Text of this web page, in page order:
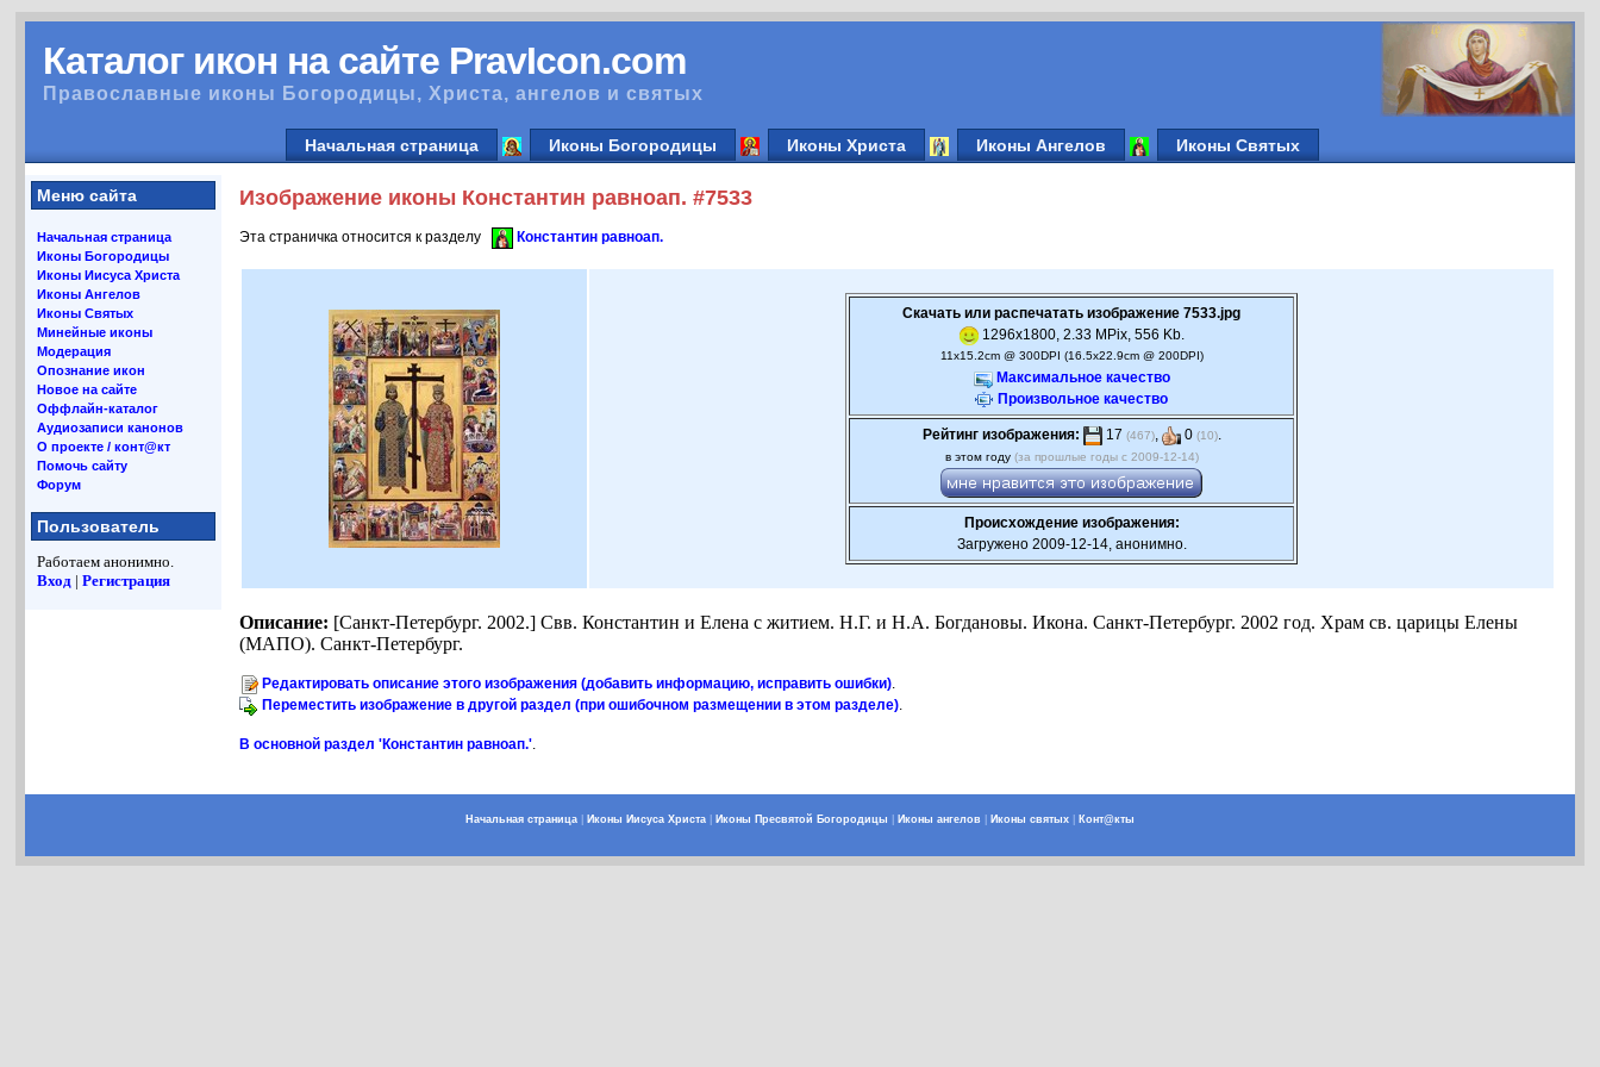
Каталог икон на сайте PravIcon.com
Православные иконы Богородицы, Христа, ангелов и святых
Начальная страница Иконы Богородицы Иконы Христа Иконы Ангелов Иконы Святых
Меню сайта
Начальная страница
Иконы Богородицы
Иконы Иисуса Христа
Иконы Ангелов
Иконы Святых
Минейные иконы
Модерация
Опознание икон
Новое на сайте
Оффлайн-каталог
Аудиозаписи канонов
О проекте / конт@кт
Помочь сайту
Форум
Пользователь
Работаем анонимно.
Вход |Регистрация
Изображение иконы Константин равноап. #7533
Эта страничка относится к разделу Константин равноап.
Скачать или распечатать изображение 7533.jpg
1296x1800, 2.33 MPix, 556 Kb.
11x15.2cm @ 300DPI (16.5x22.9cm @ 200DPI)
Максимальное качество
Произвольное качество
Рейтинг изображения: 17 (467), 0 (10).
в этом году (за прошлые годы с 2009-12-14)
Происхождение изображения:
Загружено 2009-12-14, анонимно.
Описание: [Санкт-Петербург. 2002.] Cвв. Константин и Елена с житием. Н.Г. и Н.А. Богдановы. Икона. Санкт-Петербург. 2002 год. Храм св. царицы Елены
(МАПО). Санкт-Петербург.
Редактировать описание этого изображения (добавить информацию, исправить ошибки).
Переместить изображение в другой раздел (при ошибочном размещении в этом разделе).
В основной раздел 'Константин равноап.'.
Начальная страница Иконы Иисуса Христа Иконы Пресвятой Богородицы Иконы ангелов Иконы святых Конт@кты